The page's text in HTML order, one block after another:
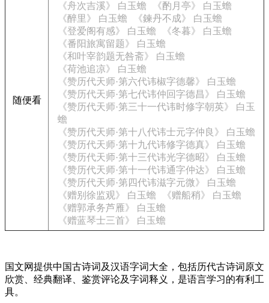
随便看
《舟次吉溪》 白玉蟾
《酌月亭》 白玉蟾
《醉里》 白玉蟾
《鍊丹不成》 白玉蟾
《登爱阁有感》 白玉蟾
《冬暮》 白玉蟾
《番阳旅寓留题》 白玉蟾
《和叶宰韵题无咎斋》 白玉蟾
《荷池追凉》 白玉蟾
《赞历代天师·第六代讳椒字德馨》 白玉蟾
《赞历代天师·第七代讳仲回字德昌》 白玉蟾
《赞历代天师·第三十一代讳时修字朝英》 白玉
蟾
《赞历代天师·第十八代讳士元字仲良》 白玉蟾
《赞历代天师·第十九代讳修字德真》 白玉蟾
《赞历代天师·第十三代讳光字德昭》 白玉蟾
《赞历代天师·第十一代讳通字仲达》 白玉蟾
《赞历代天师·第四代讳滋字元微》 白玉蟾
《赠别徐监观》 白玉蟾
《赠船稍》 白玉蟾
《赠郭承务芦雁》 白玉蟾
《赠蓝琴士三首》 白玉蟾
国文网提供中国古诗词及汉语字词大全，包括历代古诗词原文
欣赏、经典翻译、鉴赏评论及字词释义，是语言学习的有利工
具。